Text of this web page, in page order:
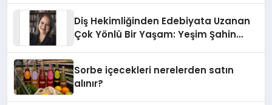
Diş Hekimliğinden Edebiyata Uzanan
Çok Yönlü Bir Yaşam: Yeşim Şahin
Sorbe içecekleri nerelerden satın
alınır?